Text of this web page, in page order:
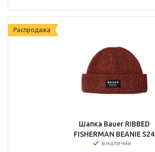
Распродажа
Шапка Bauer RIBBED
FISHERMAN BEANIE S24
в наличии